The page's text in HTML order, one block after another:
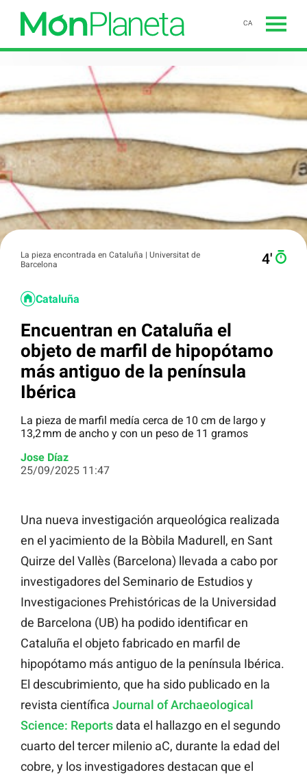
CA
La pieza encontrada en Cataluña | Universitat de
Barcelona
4′
Cataluña
Encuentran en Cataluña el
objeto de marfil de hipopótamo
más antiguo de la península
Ibérica
La pieza de marfil medía cerca de 10 cm de largo y
13,2 mm de ancho y con un peso de 11 gramos
Jose Díaz
25/09/2025 11:47
Una nueva investigación arqueológica realizada
en el yacimiento de la Bòbila Madurell, en Sant
Quirze del Vallès (Barcelona) llevada a cabo por
investigadores del Seminario de Estudios y
Investigaciones Prehistóricas de la Universidad
de Barcelona (UB) ha podido identificar en
Cataluña el objeto fabricado en marfil de
hipopótamo más antiguo de la península Ibérica.
El descubrimiento, que ha sido publicado en la
revista científica Journal of Archaeological
Science: Reportsdata el hallazgo en el segundo
cuarto del tercer milenio aC, durante la edad del
cobre, y los investigadores destacan que el